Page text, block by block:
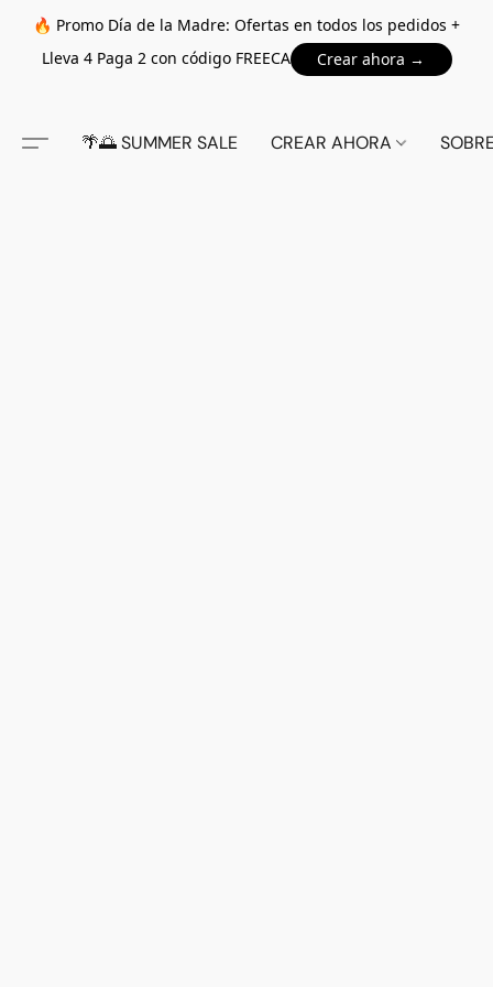
🔥 Promo Día de la Madre: Ofertas en todos los pedidos +
Lleva 4 Paga 2 con código FREECA
Crear ahora →
🌴🌅 SUMMER SALE CREAR AHORA